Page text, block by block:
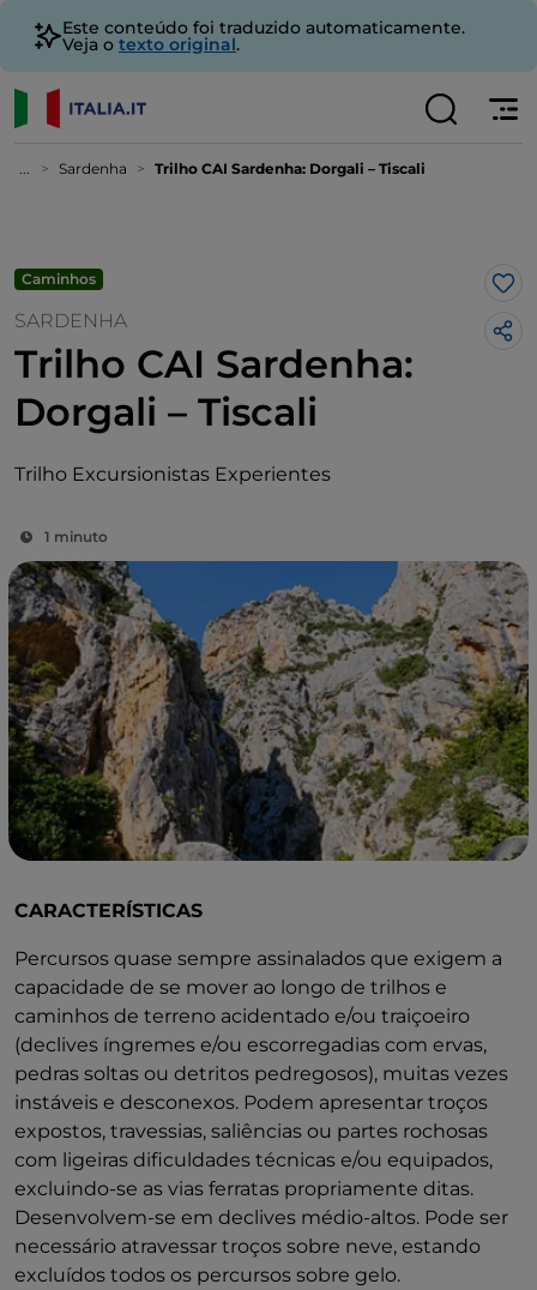
Este conteúdo foi traduzido automaticamente.
Veja o texto original.
... Sardenha Trilho CAI Sardenha: Dorgali – Tiscali
Caminhos
SARDENHA
Trilho CAI Sardenha:
Dorgali – Tiscali
Trilho Excursionistas Experientes
1 minuto
CARACTERÍSTICAS
Percursos quase sempre assinalados que exigem a
capacidade de se mover ao longo de trilhos e
caminhos de terreno acidentado e/ou traiçoeiro
(declives íngremes e/ou escorregadias com ervas,
pedras soltas ou detritos pedregosos), muitas vezes
instáveis e desconexos. Podem apresentar troços
expostos, travessias, saliências ou partes rochosas
com ligeiras dificuldades técnicas e/ou equipados,
excluindo-se as vias ferratas propriamente ditas.
Desenvolvem-se em declives médio-altos. Pode ser
necessário atravessar troços sobre neve, estando
excluídos todos os percursos sobre gelo.